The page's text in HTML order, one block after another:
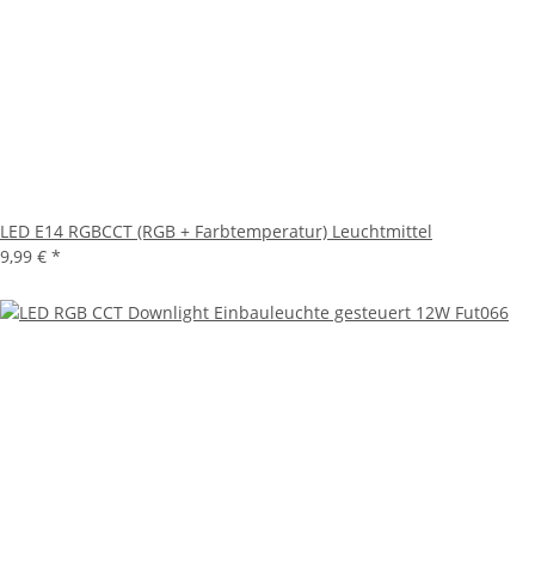
LED E14 RGBCCT (RGB + Farbtemperatur) Leuchtmittel
9,99 € *